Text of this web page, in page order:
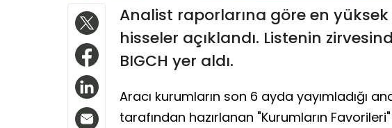
Analist raporlarına göre en
hisseler açıklandı. Listenin
BIGCH yer aldı.
Aracı kurumların son 6 ayda yayımladığı
tarafından hazırlanan "Kurumların